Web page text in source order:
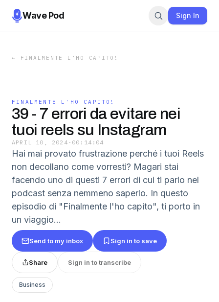
Wave Pod Sign In
← FINALMENTE L'HO CAPITO!
FINALMENTE L'HO CAPITO!
39 - 7 errori da evitare nei
tuoi reels su Instagram
APRIL 10, 2024 · 00:14:04
Hai mai provato frustrazione perché i tuoi Reels
non decollano come vorresti? Magari stai
facendo uno di questi 7 errori di cui ti parlo nel
podcast senza nemmeno saperlo. In questo
episodio di "Finalmente l'ho capito", ti porto in
un viaggio...
Send to my inbox Sign in to save
Share Sign in to transcribe
Business